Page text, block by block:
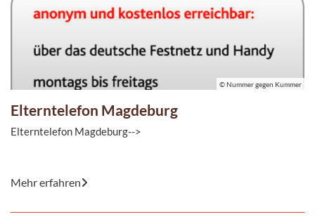
Elterntelefon Magdeburg
Elterntelefon Magdeburg-->
Krankes Kind und ...
Mehr erfahren
© Nummer gegen Kummer